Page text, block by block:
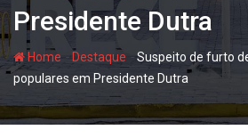
Presidente Dutra
Home - Destaque -Suspeito de furto
populares em Presidente Dutra